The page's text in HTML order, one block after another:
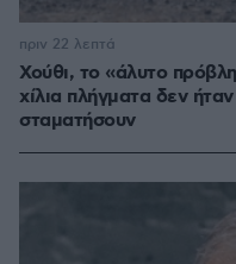
Χούθι, το «άλυτο
χίλια πλήγματα δεν
σταματήσουν
πριν 22 λεπτά